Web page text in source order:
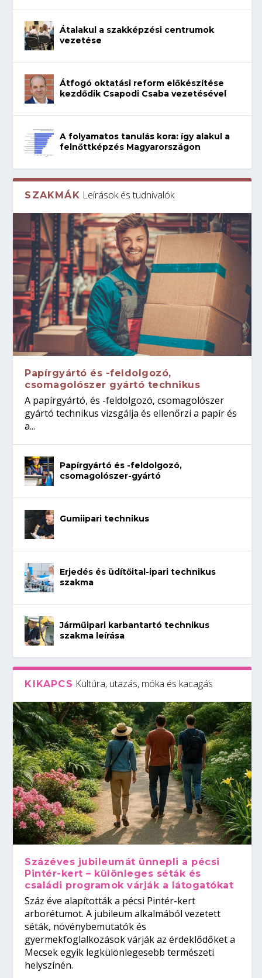
Átalakul a szakképzési centrumok
vezetése
Átfogó oktatási reform előkészítése
kezdődik Csapodi Csaba vezetésével
A folyamatos tanulás kora: így alakul a
felnőttképzés Magyarországon
SZAKMÁK Leírások és tudnivalók
Papírgyártó és -feldolgozó,
csomagolószer gyártó technikus
A papírgyártó, és -feldolgozó, csomagolószer
gyártó technikus vizsgálja és ellenőrzi a papír és
a...
Papírgyártó és -feldolgozó,
csomagolószer-gyártó
Gumiipari technikus
Erjedés és üdítőital-ipari technikus
szakma
Járműipari karbantartó technikus
szakma leírása
KIKAPCS Kultúra, utazás, móka és kacagás
Százéves jubileumát ünnepli a pécsi
Pintér-kert – különleges séták és
családi programok várják a látogatókat
Száz éve alapították a pécsi Pintér-kert
arborétumot. A jubileum alkalmából vezetett
séták, növénybemutatók és
gyermekfoglalkozások várják az érdeklődőket a
Mecsek egyik legkülönlegesebb természeti
helyszínén.